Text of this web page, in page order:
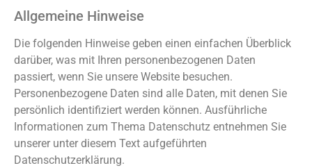
Allgemeine Hinweise
Die folgenden Hinweise geben einen einfachen Überblick
darüber, was mit Ihren personenbezogenen Daten
passiert, wenn Sie unsere Website besuchen.
Personenbezogene Daten sind alle Daten, mit denen Sie
persönlich identifiziert werden können. Ausführliche
Informationen zum Thema Datenschutz entnehmen Sie
unserer unter diesem Text aufgeführten
Datenschutzerklärung.